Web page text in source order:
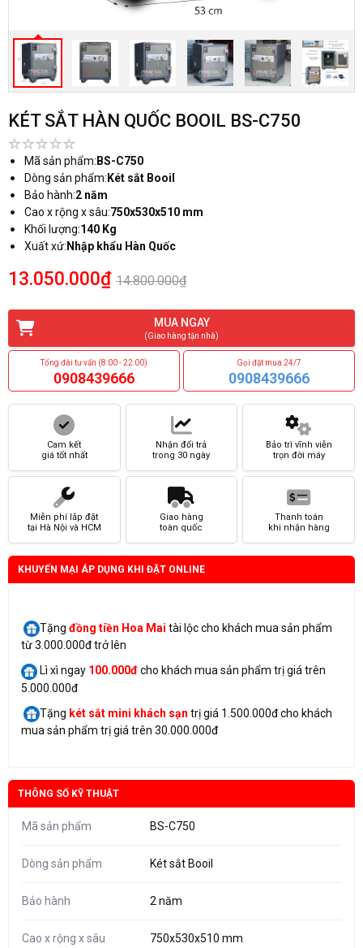
KÉT SẮT HÀN QUỐC BOOIL BS-C750
Mã sản phẩm: BS-C750
Dòng sản phẩm: Két sắt Booil
Bảo hành:2 năm
Cao x rộng x sâu:750x530x510 mm
Khối lượng:140 Kg
Xuất xứ: Nhập khẩu Hàn Quốc
13.050.000₫ 14.800.000₫
MUA NGAY
(Giao hàng tận nhà)
Tổng đài tư vấn (8:00 - 22:00)
0908439666
Gọi đặt mua 24/7
0908439666
Cam kết
giá tốt nhất
Nhận đổi trả
trong 30 ngày
Bảo trì vĩnh viễn
trọn đời máy
Miễn phí lắp đặt
tại Hà Nội và HCM
Giao hàng
toàn quốc
Thanh toán
khi nhận hàng
KHUYẾN MẠI ÁP DỤNG KHI ĐẶT ONLINE
Tặng đồng tiền Hoa Mai tài lộc cho khách mua sản phẩm
từ 3.000.000đ trở lên
Lì xì ngay 100.000đcho khách mua sản phẩm trị giá trên
5.000.000đ
Tặng két sắt mini khách sạn trị giá 1.500.000đ cho khách
mua sản phẩm trị giá trên 30.000.000đ
THÔNG SỐ KỸ THUẬT
Mã sản phẩm BS-C750
Dòng sản phẩm Két sắt Booil
Bảo hành 2 năm
Cao x rộng x sâu 750x530x510 mm